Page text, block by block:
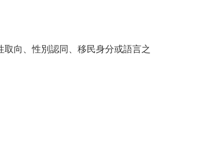
向、性別認同、移民身分或語言之